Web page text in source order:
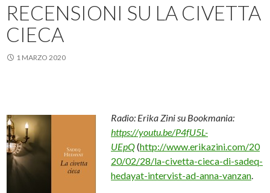
RECENSIONI SU LA CIVETTA
CIECA
1 MARZO 2020
Radio: Erika Zini su Bookmania:
https://youtu.be/P4fU5L-
UEpQ(http://www.erikazini.com/20
20/02/28/la-civetta-cieca-di-sadeq-
hedayat-intervist-ad-anna-vanzan.